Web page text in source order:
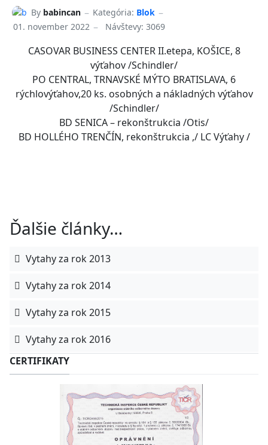
By babincan Kategória: Blok
01. november 2022
Návštevy: 3069
CASOVAR BUSINESS CENTER II.etepa, KOŠICE, 8
výťahov /Schindler/
PO CENTRAL, TRNAVSKÉ MÝTO BRATISLAVA, 6
rýchlovýťahov,20 ks. osobných a nákladných výťahov
/Schindler/
BD SENICA – rekonštrukcia /Otis/
BD HOLLÉHO TRENČÍN, rekonštrukcia ,/ LC Výťahy /
Ďalšie články…
Vytahy za rok 2013
Vytahy za rok 2014
Vytahy za rok 2015
Vytahy za rok 2016
CERTIFIKATY